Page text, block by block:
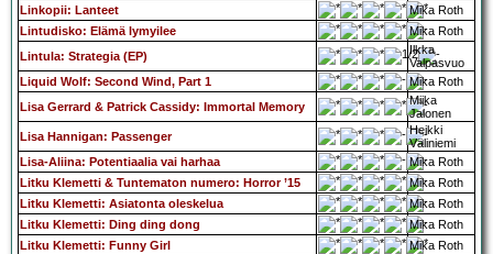
Linkopii: Lanteet
Mika Roth
Lintudisko: Elämä lymyilee
Mika Roth
Lintula: Strategia (EP)
Ilkka
Valpasvuo
Liquid Wolf: Second Wind, Part 1
Mika Roth
Lisa Gerrard & Patrick Cassidy: Immortal Memory
Miika
Jalonen
Lisa Hannigan: Passenger
Heikki
Väliniemi
Lisa-Aliina: Potentiaalia vai harhaa
Mika Roth
Litku Klemetti & Tuntematon numero: Horror ’15
Mika Roth
Litku Klemetti: Asiatonta oleskelua
Mika Roth
Litku Klemetti: Ding ding dong
Mika Roth
Litku Klemetti: Funny Girl
Mika Roth